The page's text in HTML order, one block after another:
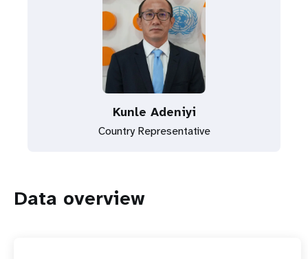
Kunle Adeniyi
Country Representative
Data overview